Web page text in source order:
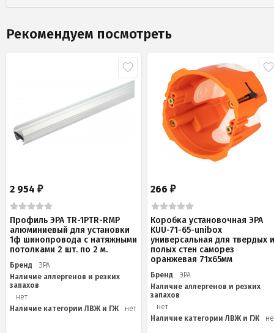
Рекомендуем посмотреть
2 954 ₽
Профиль ЭРА TR-1PTR-RMP
алюминиевый для установки
1ф шинопровода с натяжными
потолками 2 шт. по 2 м.
Бренд
ЭРА
Наличие аллергенов и резких
запахов
нет
Наличие категории ЛВЖ и ГЖ
нет
266₽
Коробка установочная ЭРА
KUU-71-65-unibox
универсальная для твердых
полых стен саморез
оранжевая 71х65мм
Бренд
ЭРА
Наличие аллергенов и резких
запахов
нет
Наличие категории ЛВЖ и ГЖ